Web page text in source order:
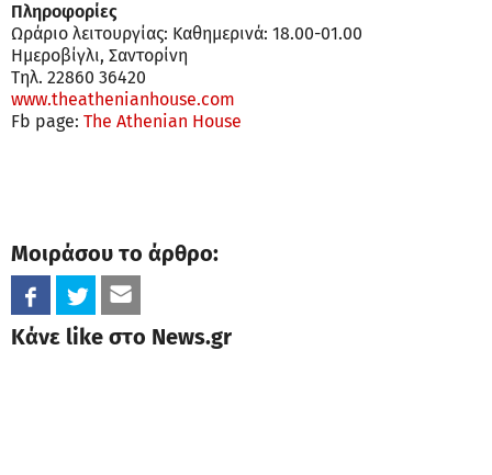
Πληροφορίες
Ωράριο λειτουργίας: Καθημερινά: 18.00-01.00
Ημεροβίγλι, Σαντορίνη
Τηλ. 22860 36420
www.theathenianhouse.com
Fb page: The Athenian House
Μοιράσου το άρθρο:
Κάνε like στο News.gr